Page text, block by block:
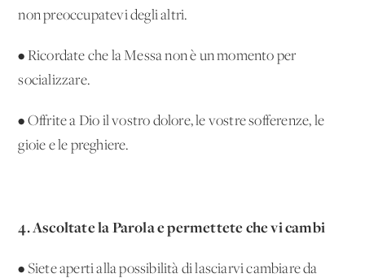
non preoccupatevi degli altri.
• Ricordate che la Messa non è un momento per
socializzare.
• Offrite a Dio il vostro dolore, le vostre sofferenze, le
gioie e le preghiere.
4. Ascoltate la Parola e permettete che vi cambi
• Siete aperti alla possibilità di lasciarvi cambiare da